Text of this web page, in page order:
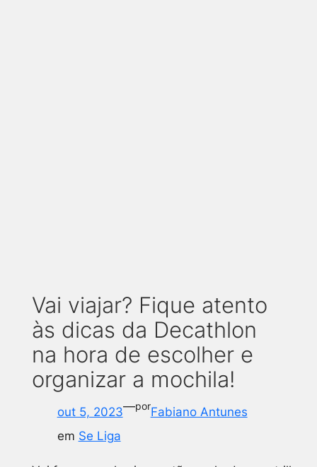
Vai viajar? Fique atento
às dicas da Decathlon
na hora de escolher e
organizar a mochila!
out 5, 2023—porFabiano Antunes
em Se Liga